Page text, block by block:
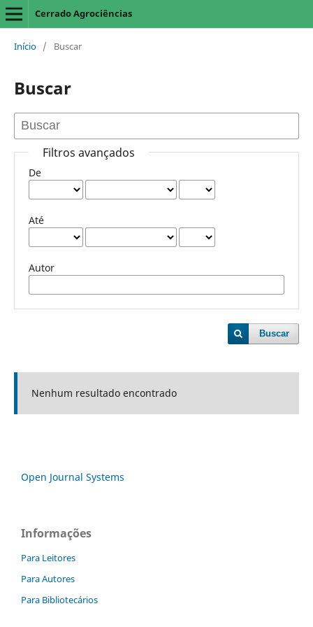
Cerrado Agrociências
Início / Buscar
Buscar
Filtros avançados
De
Até
Autor
Buscar
Nenhum resultado encontrado
Open Journal Systems
Informações
Para Leitores
Para Autores
Para Bibliotecários